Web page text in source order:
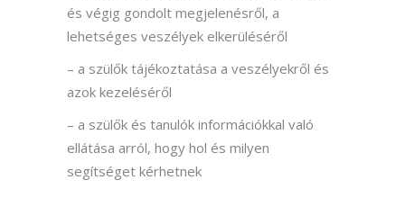
és végig gondolt megjelenésről, a
lehetséges veszélyek elkerüléséről
– a szülők tájékoztatása a veszélyekről és
azok kezeléséről
– a szülők és tanulók információkkal való
ellátása arról, hogy hol és milyen
segítséget kérhetnek